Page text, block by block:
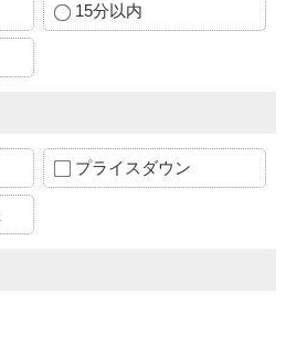
15分以内
プライスダウン